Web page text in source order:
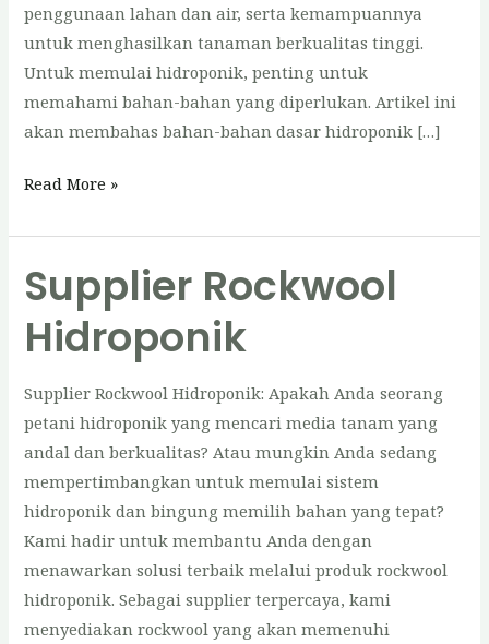
penggunaan lahan dan air, serta kemampuannya
untuk menghasilkan tanaman berkualitas tinggi.
Untuk memulai hidroponik, penting untuk
memahami bahan-bahan yang diperlukan. Artikel ini
akan membahas bahan-bahan dasar hidroponik […]
Bahan-
Hidroponik
Read More »
Supplier Rockwool
Hidroponik
Supplier Rockwool Hidroponik: Apakah Anda seorang
petani hidroponik yang mencari media tanam yang
andal dan berkualitas? Atau mungkin Anda sedang
mempertimbangkan untuk memulai sistem
hidroponik dan bingung memilih bahan yang tepat?
Kami hadir untuk membantu Anda dengan
menawarkan solusi terbaik melalui produk rockwool
hidroponik. Sebagai supplier terpercaya, kami
menyediakan rockwool yang akan memenuhi